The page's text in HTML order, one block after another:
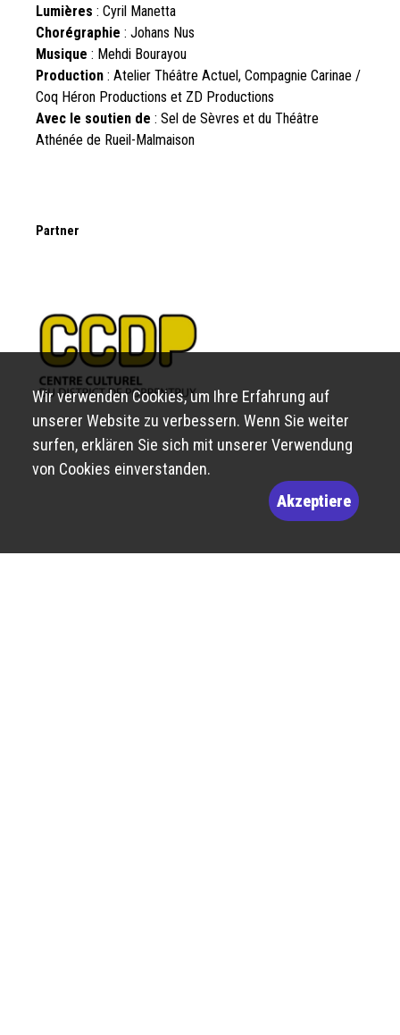
Lumières : Cyril Manetta
Chorégraphie : Johans Nus
Musique : Mehdi Bourayou
Production : Atelier Théâtre Actuel, Compagnie Carinae /
Coq Héron Productions et ZD Productions
Avec le soutien de : Sel de Sèvres et du Théâtre
Athénée de Rueil-Malmaison
Partner
Wir verwenden Cookies, um Ihre Erfahrung auf
unserer Website zu verbessern. Wenn Sie weiter
surfen, erklären Sie sich mit unserer Verwendung
von Cookies einverstanden.
Akzeptiere